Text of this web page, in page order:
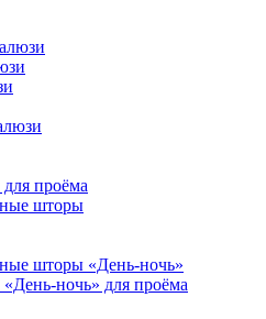
проёма
шторы
шторы «День-ночь»
ночь» для проёма